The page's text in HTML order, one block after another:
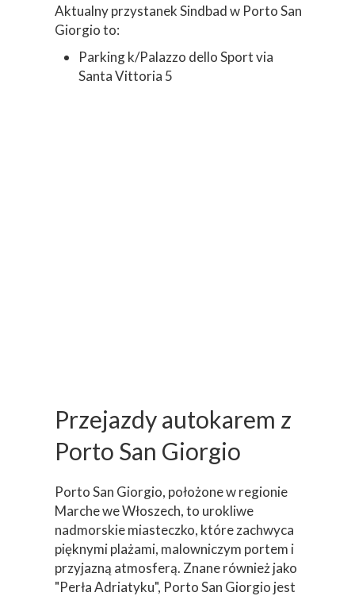
Aktualny przystanek Sindbad w Porto San
Giorgio to:
Parking k/Palazzo dello Sport via
Santa Vittoria 5
Przejazdy autokarem z
Porto San Giorgio
Porto San Giorgio, położone w regionie
Marche we Włoszech, to urokliwe
nadmorskie miasteczko, które zachwyca
pięknymi plażami, malowniczym portem i
przyjazną atmosferą. Znane również jako
"Perła Adriatyku", Porto San Giorgio jest